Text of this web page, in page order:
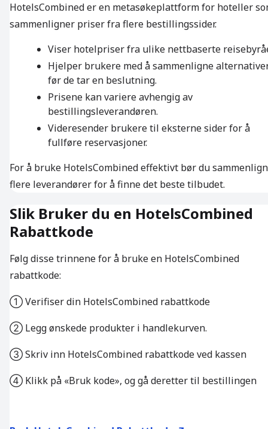
HotelsCombined er en metasøkeplattform for hoteller
sammenligner priser fra flere bestillingssider.
Viser hotelpriser fra ulike nettbaserte
Hjelper brukere med å sammenligne
før de tar en beslutning.
Prisene kan variere avhengig av
bestillingsleverandøren.
Videresender brukere til eksterne sider for å
fullføre reservasjoner.
For å bruke HotelsCombined effektivt bør du
flere leverandører for å finne det beste tilbudet.
Slik Bruker du en HotelsCombined
Rabattkode
Følg disse trinnene for å bruke en HotelsCombined
rabattkode:
① Verifiser din HotelsCombined rabattkode
② Legg ønskede produkter i handlekurven.
③ Skriv inn HotelsCombined rabattkode ved kassen
④ Klikk på «Bruk kode», og gå deretter til bestillingen